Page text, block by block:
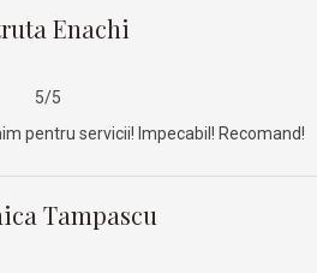
Enachi
5/5
pentru servicii! Impecabil! Recomand!
Tampascu